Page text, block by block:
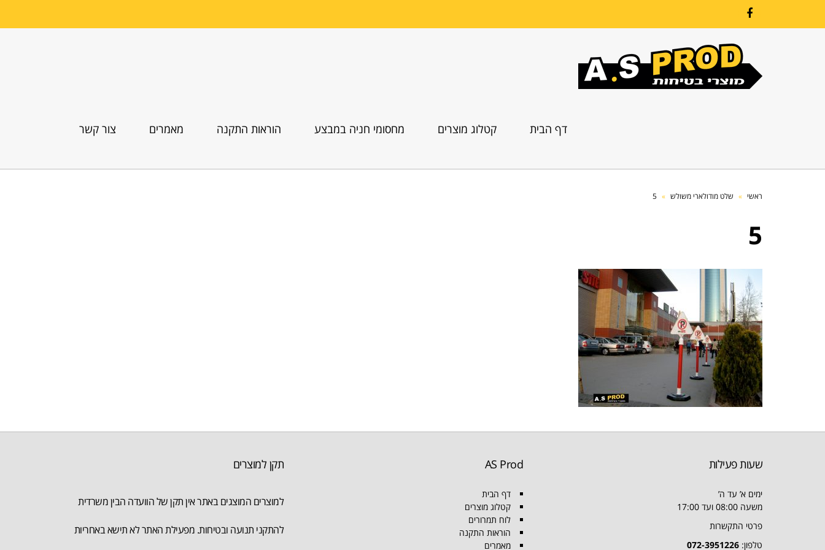
דף הבית קטלוג מוצרים מחסומי חניה במבצע הוראות התקנה מאמרים צור קשר
ראשי » שלט מודולארי משולש »
5
5
שעות פעילות
ימים א’ עד ה’
משעה 08:00 ועד 17:00
פרטי התקשרות
טלפון: 072-3951226
AS Prod
דף הבית
קטלוג מוצרים
לוח תמרורים
הוראות התקנה
מאמרים
תקן למוצרים
למוצרים המוצגים באתר אין תקן של הוועדה הבין משרדית
להתקני תנועה ובטיחות. מפעילת האתר לא תישא באחריות